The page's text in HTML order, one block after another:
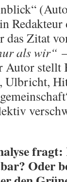
Redakteur
das Zitat
als wir“
stellt
Ulbricht,
Oder